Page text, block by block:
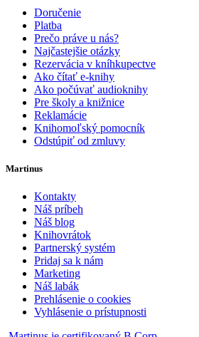
Doručenie
Platba
Prečo práve u nás?
Najčastejšie otázky
Rezervácia v kníhkupectve
Ako čítať e-knihy
Ako počúvať audioknihy
Pre školy a knižnice
Reklamácie
Knihomoľský pomocník
Odstúpiť od zmluvy
Martinus
Kontakty
Náš príbeh
Náš blog
Knihovrátok
Partnerský systém
Pridaj sa k nám
Marketing
Náš labák
Prehlásenie o cookies
Vyhlásenie o prístupnosti